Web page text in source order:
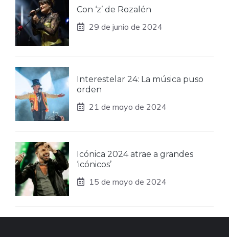
Con ‘z’ de Rozalén
29 de junio de 2024
Interestelar 24: La música puso
orden
21 de mayo de 2024
Icónica 2024 atrae a grandes
‘icónicos’
15 de mayo de 2024